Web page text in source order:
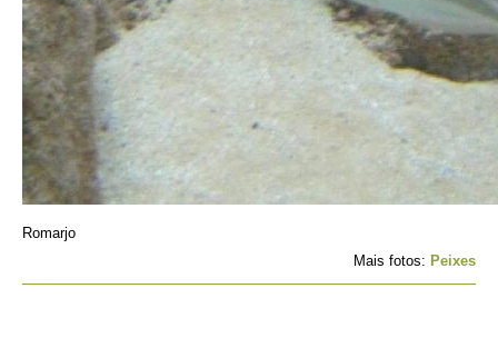
Romarjo
Mais fotos: Peixes